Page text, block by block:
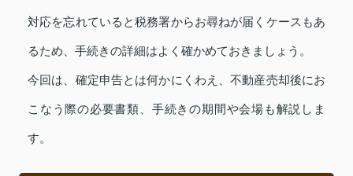
対応を忘れていると税務署からお尋ねが届くケースもあ
るため、手続きの詳細はよく確かめておきましょう。
今回は、確定申告とは何かにくわえ、不動産売却後にお
こなう際の必要書類、手続きの期間や会場も解説しま
す。